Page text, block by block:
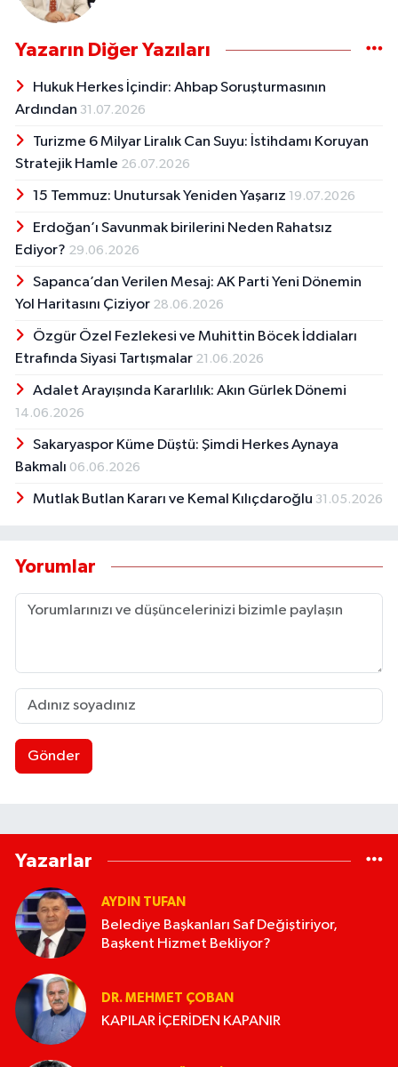
Yazarın Diğer Yazıları
Hukuk Herkes İçindir: Ahbap Soruşturmasının
Ardından 31.07.2026
Turizme 6 Milyar Liralık Can Suyu: İstihdamı Koruyan
Stratejik Hamle 26.07.2026
15 Temmuz: Unutursak Yeniden Yaşarız 19.07.2026
Erdoğan’ı Savunmak birilerini Neden Rahatsız
Ediyor? 29.06.2026
Sapanca’dan Verilen Mesaj: AK Parti Yeni Dönemin
Yol Haritasını Çiziyor 28.06.2026
Özgür Özel Fezlekesi ve Muhittin Böcek İddiaları
Etrafında Siyasi Tartışmalar 21.06.2026
Adalet Arayışında Kararlılık: Akın Gürlek Dönemi
14.06.2026
Sakaryaspor Küme Düştü: Şimdi Herkes Aynaya
Bakmalı 06.06.2026
Mutlak Butlan Kararı ve Kemal Kılıçdaroğlu 31.05.2026
Yorumlar
Gönder
Yazarlar
AYDIN TUFAN
Belediye Başkanları Saf Değiştiriyor,
Başkent Hizmet Bekliyor?
DR. MEHMET ÇOBAN
KAPILAR İÇERİDEN KAPANIR